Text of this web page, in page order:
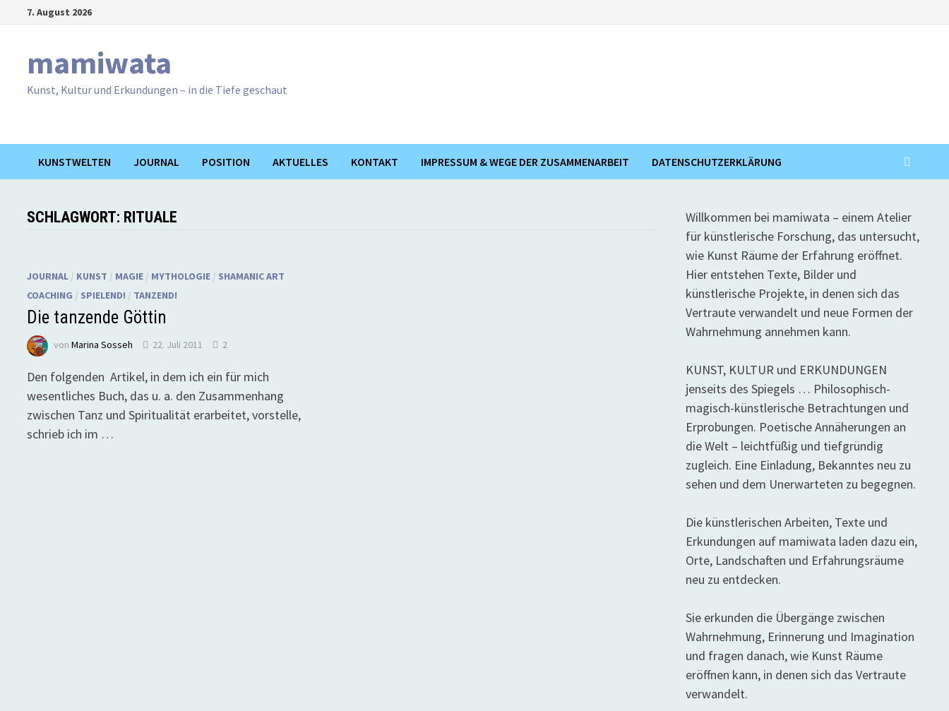
7. August 2026
mamiwata
Kunst, Kultur und Erkundungen – in die Tiefe geschaut
KUNSTWELTEN JOURNAL POSITION AKTUELLES KONTAKT IMPRESSUM & WEGE DER ZUSAMMENARBEIT DATENSCHUTZERKLÄRUNG
SCHLAGWORT: RITUALE
JOURNAL / KUNST / MAGIE / MYTHOLOGIE / SHAMANIC ART
COACHING / SPIELEND! / TANZEND!
Die tanzende Göttin
vonMarina Sosseh 22. Juli 2011 2
Den folgenden Artikel, in dem ich ein für mich
wesentliches Buch, das u. a. den Zusammenhang
zwischen Tanz und Spiritualität erarbeitet, vorstelle,
schrieb ich im …
Willkommen bei mamiwata – einem Atelier
für künstlerische Forschung, das untersucht,
wie Kunst Räume der Erfahrung eröffnet.
Hier entstehen Texte, Bilder und
künstlerische Projekte, in denen sich das
Vertraute verwandelt und neue Formen der
Wahrnehmung annehmen kann.
KUNST, KULTUR und ERKUNDUNGEN
jenseits des Spiegels … Philosophisch-
magisch-künstlerische Betrachtungen und
Erprobungen. Poetische Annäherungen an
die Welt – leichtfüßig und tiefgründig
zugleich. Eine Einladung, Bekanntes neu zu
sehen und dem Unerwarteten zu begegnen.
Die künstlerischen Arbeiten, Texte und
Erkundungen auf mamiwata laden dazu ein,
Orte, Landschaften und Erfahrungsräume
neu zu entdecken.
Sie erkunden die Übergänge zwischen
Wahrnehmung, Erinnerung und Imagination
und fragen danach, wie Kunst Räume
eröffnen kann, in denen sich das Vertraute
verwandelt.